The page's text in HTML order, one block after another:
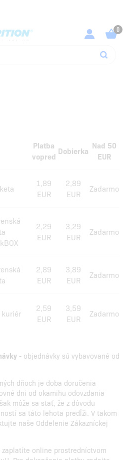
Platba
vopred
Dobierka
Nad 50
EUR
1,89
EUR
2,89
EUR
Zadarmo
2,29
EUR
3,29
EUR
Zadarmo
2,89
EUR
3,89
EUR
Zadarmo
kuriér
2,59
EUR
3,59
EUR
Zadarmo
- objednávky sú vybavované od
dňoch je doba doručenia
dni od okamihu odovzdania
môže sa stať, že z dôvodu
sa táto lehota predĺži. V takom
naše Oddelenie Zákazníckej
zaplatíte online prostredníctvom